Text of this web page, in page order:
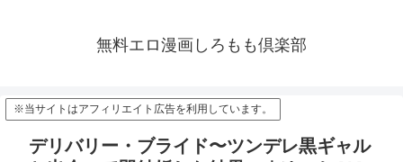
無料エロ漫画しろもも倶楽部
※当サイトはアフィリエイト広告を利用しています。
デリバリー・ブライド〜ツンデレ黒ギャル